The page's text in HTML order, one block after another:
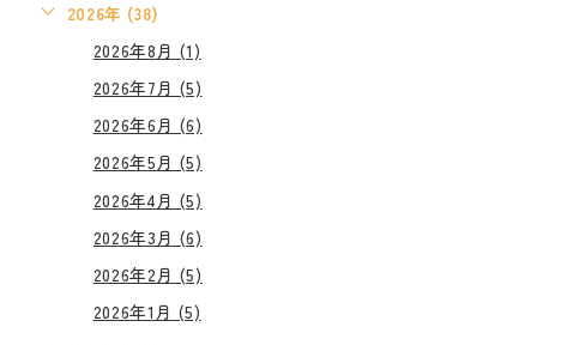
2026年 (38)
2026年8月 (1)
2026年7月 (5)
2026年6月 (6)
2026年5月 (5)
2026年4月 (5)
2026年3月 (6)
2026年2月 (5)
2026年1月 (5)